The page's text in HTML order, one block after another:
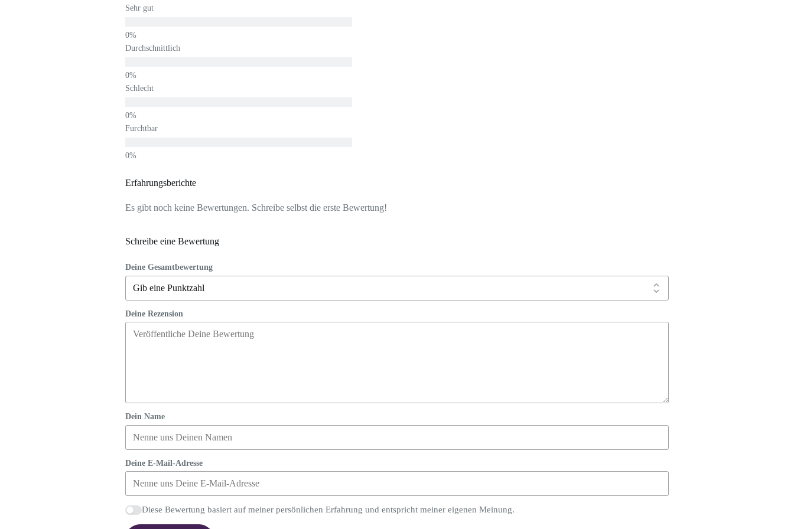
Sehr gut
Durchschnittlich
Schlecht
Furchtbar
Erfahrungsberichte
Es gibt noch keine Bewertungen. Schreibe selbst die erste Bewertung!
Schreibe eine Bewertung
Deine Gesamtbewertung
Deine Rezension
Dein Name
Deine E-Mail-Adresse
Diese Bewertung basiert auf meiner persönlichen Erfahrung und entspricht meiner eigenen Meinung.